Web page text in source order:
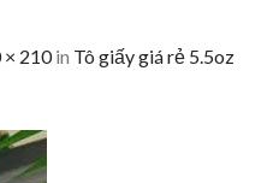
× 210in Tô giấy giá rẻ 5.5oz